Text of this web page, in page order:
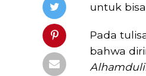
untuk
Pada
bahwa